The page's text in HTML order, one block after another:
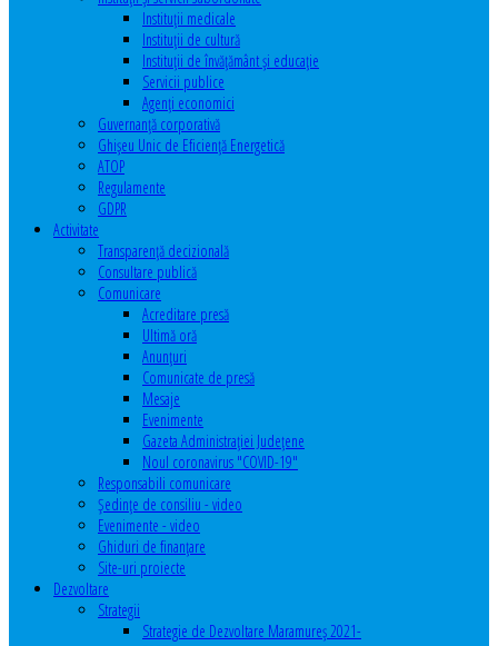
Instituţii medicale
Instituţii de cultură
Instituţii de învăţământ şi educaţie
Servicii publice
Agenţi economici
Guvernanță corporativă
Ghişeu Unic de Eficienţă Energetică
ATOP
Regulamente
GDPR
Activitate
Transparenţă decizională
Consultare publică
Comunicare
Acreditare presă
Ultimă oră
Anunţuri
Comunicate de presă
Mesaje
Evenimente
Gazeta Administraţiei Judeţene
Noul coronavirus "COVID-19"
Responsabili comunicare
Şedinţe de consiliu - video
Evenimente - video
Ghiduri de finanţare
Site-uri proiecte
Dezvoltare
Strategii
Strategie de Dezvoltare Maramureș 2021-